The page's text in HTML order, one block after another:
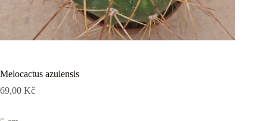
Melocactus azulensis
69,00 Kč